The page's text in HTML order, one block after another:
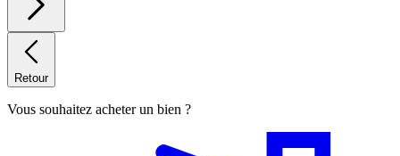
Retour
Vous souhaitez acheter un bien ?